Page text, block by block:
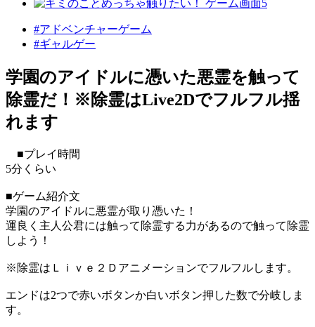
#アドベンチャーゲーム
#ギャルゲー
学園のアイドルに憑いた悪霊を触って
除霊だ！※除霊はLive2Dでフルフル揺
れます
■プレイ時間
5分くらい
■ゲーム紹介文
学園のアイドルに悪霊が取り憑いた！
運良く主人公君には触って除霊する力があるので触って除霊
しよう！
※除霊はＬｉｖｅ２Ｄアニメーションでフルフルします。
エンドは2つで赤いボタンか白いボタン押した数で分岐しま
す。